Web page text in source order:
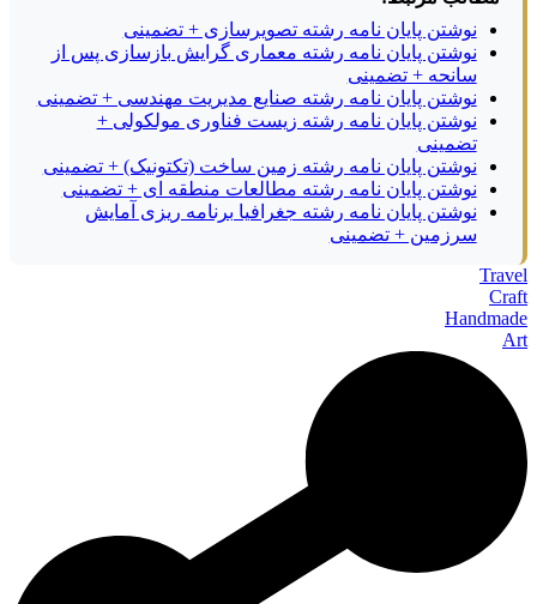
نوشتن پایان نامه رشته تصویرسازی + تضمینی
نوشتن پایان نامه رشته معماری گرایش بازسازی پس از
سانحه + تضمینی
نوشتن پایان نامه رشته صنایع مدیریت مهندسی + تضمینی
نوشتن پایان نامه رشته زیست فناوری مولکولی +
تضمینی
نوشتن پایان نامه رشته زمین ساخت (تکتونیک) + تضمینی
نوشتن پایان نامه رشته مطالعات منطقه ای + تضمینی
نوشتن پایان نامه رشته جغرافیا برنامه ریزی آمایش
سرزمین + تضمینی
Travel
Craft
Handmade
Art